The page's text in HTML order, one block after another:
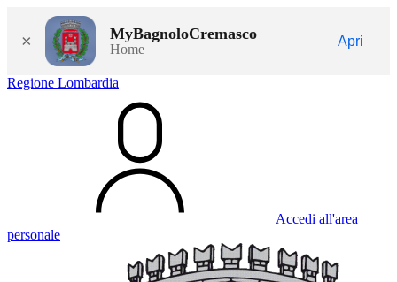
× MyBagnoloCremasco
Home
Apri
Regione Lombardia
Accedi all'area
personale